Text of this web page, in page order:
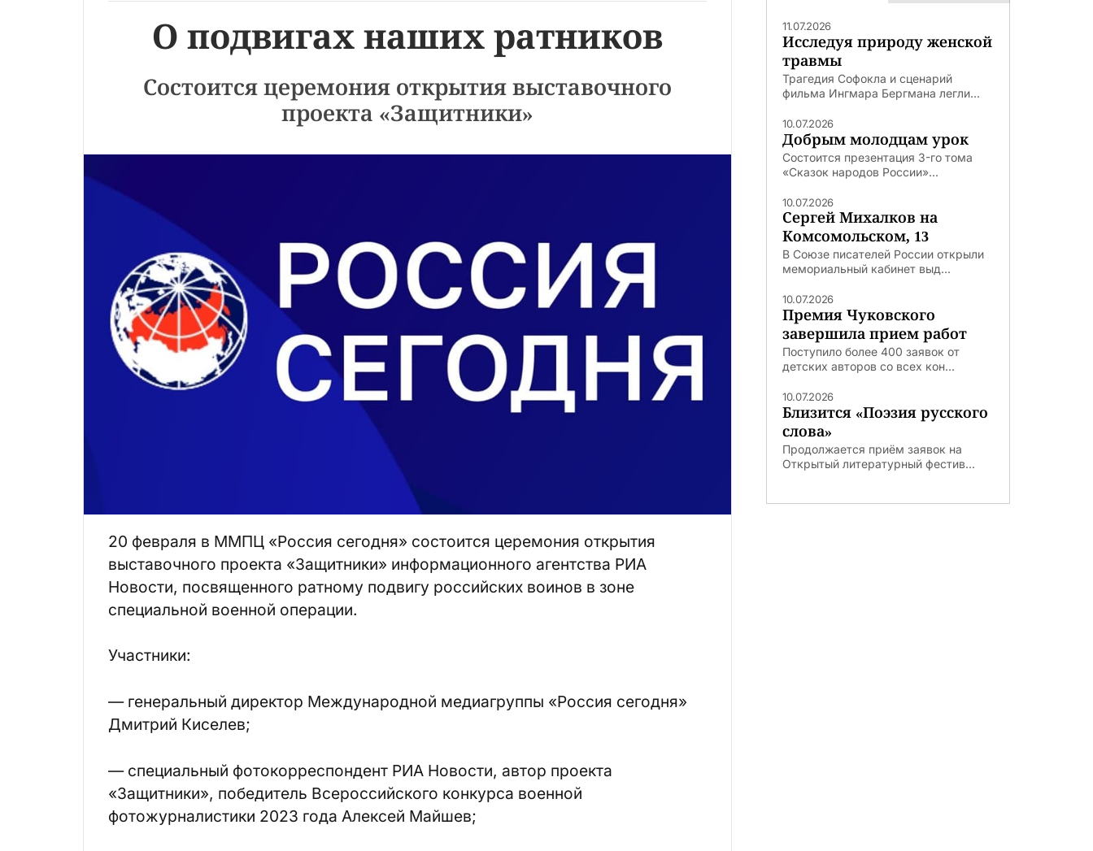
О подвигах наших ратников
Состоится церемония открытия выставочного
проекта «Защитники»
20 февраля в ММПЦ «Россия сегодня» состоится церемония открытия
выставочного проекта «Защитники» информационного агентства РИА
Новости, посвященного ратному подвигу российских воинов в зоне
специальной военной операции.
Участники:
— генеральный директор Международной медиагруппы «Россия сегодня»
Дмитрий Киселев;
— специальный фотокорреспондент РИА Новости, автор проекта
«Защитники», победитель Всероссийского конкурса военной
фотожурналистики 2023 года Алексей Майшев;
11.07.2026
Исследуя природу женской
травмы
Трагедия Софокла и сценарий
фильма Ингмара Бергмана легли...
10.07.2026
Добрым молодцам урок
Состоится презентация 3-го тома
«Сказок народов России»...
10.07.2026
Сергей Михалков на
Комсомольском, 13
В Союзе писателей России открыли
мемориальный кабинет выд...
10.07.2026
Премия Чуковского
завершила прием работ
Поступило более 400 заявок от
детских авторов со всех кон...
10.07.2026
Близится «Поэзия русского
слова»
Продолжается приём заявок на
Открытый литературный фестив...